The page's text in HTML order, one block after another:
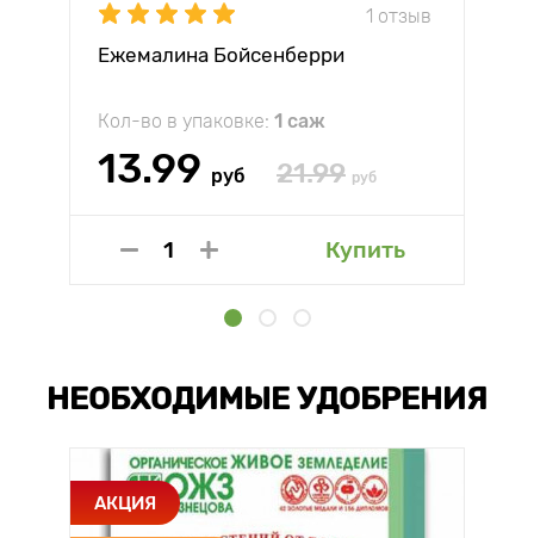
1 отзыв
Ежемалина Бойсенберри
Кол-во в упаковке: 1 саж
13.99 руб 21.99 руб
Купить
НЕОБХОДИМЫЕ УДОБРЕНИЯ
АКЦИЯ